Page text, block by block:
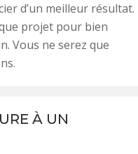
d’un meilleur résultat.
projet pour bien
Vous ne serez que
À UN